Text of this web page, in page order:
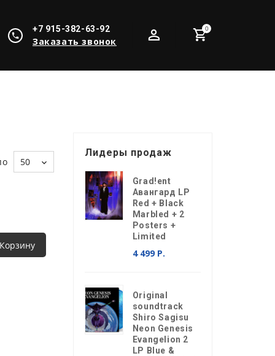
0
+7 915-382-63-92
Заказать звонок
50
Лидеры продаж
Grad!ent
Авангард LP
Red + Black
Marbled + 2
Posters +
Limited
4 499 Р.
Original
soundtrack
Shiro Sagisu
Neon Genesis
Evangelion 2
LP Blue &